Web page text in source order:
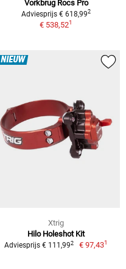
Vorkbrug Rocs Pro
Adviesprijs € 618,992
€ 538,521
NIEUW
Xtrig
Hilo Holeshot Kit
Adviesprijs € 111,992 € 97,431